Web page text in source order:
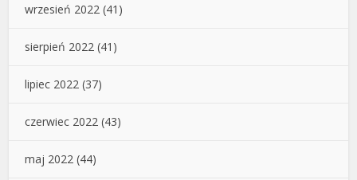
wrzesień 2022 (41)
sierpień 2022 (41)
lipiec 2022 (37)
czerwiec 2022 (43)
maj 2022 (44)